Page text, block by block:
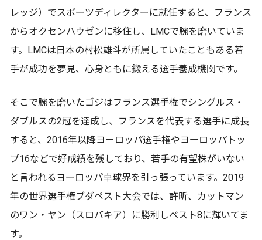
レッジ）でスポーツディレクターに就任すると、フランス
からオクセンハウゼンに移住し、LMCで腕を磨いていま
す。LMCは日本の村松雄斗が所属していたこともある若
手が成功を夢見、心身ともに鍛える選手養成機関です。
そこで腕を磨いたゴジはフランス選手権でシングルス・
ダブルスの2冠を達成し、フランスを代表する選手に成長
すると、2016年以降ヨーロッパ選手権やヨーロッパトッ
プ16などで好成績を残しており、若手の有望株がいない
と言われるヨーロッパ卓球界を引っ張っています。2019
年の世界選手権ブダペスト大会では、許昕、カットマン
のワン・ヤン（スロバキア）に勝利しベスト8に輝いてま
す。